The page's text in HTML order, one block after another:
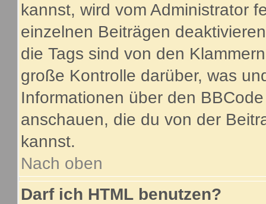
kannst, wird vom Administrator
einzelnen Beiträgen
die Tags sind von den
große Kontrolle darüber, was
Informationen über den
anschauen, die du von der
kannst.
Nach oben
Darf ich HTML benutzen?